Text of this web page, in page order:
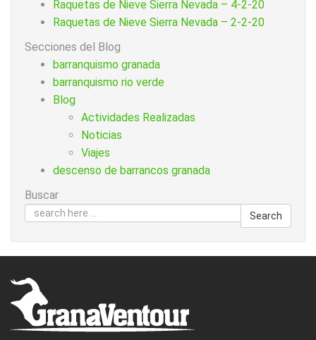
Raquetas de Nieve Sierra Nevada – 4-2-20
Raquetas de Nieve Sierra Nevada – 2-2-20
Secciones del Blog
barranquismo granada
barranquismo rio verde
Blog
Actividades Realizadas
Noticias
Viajes
descenso de barrancos granada
Buscar
Search